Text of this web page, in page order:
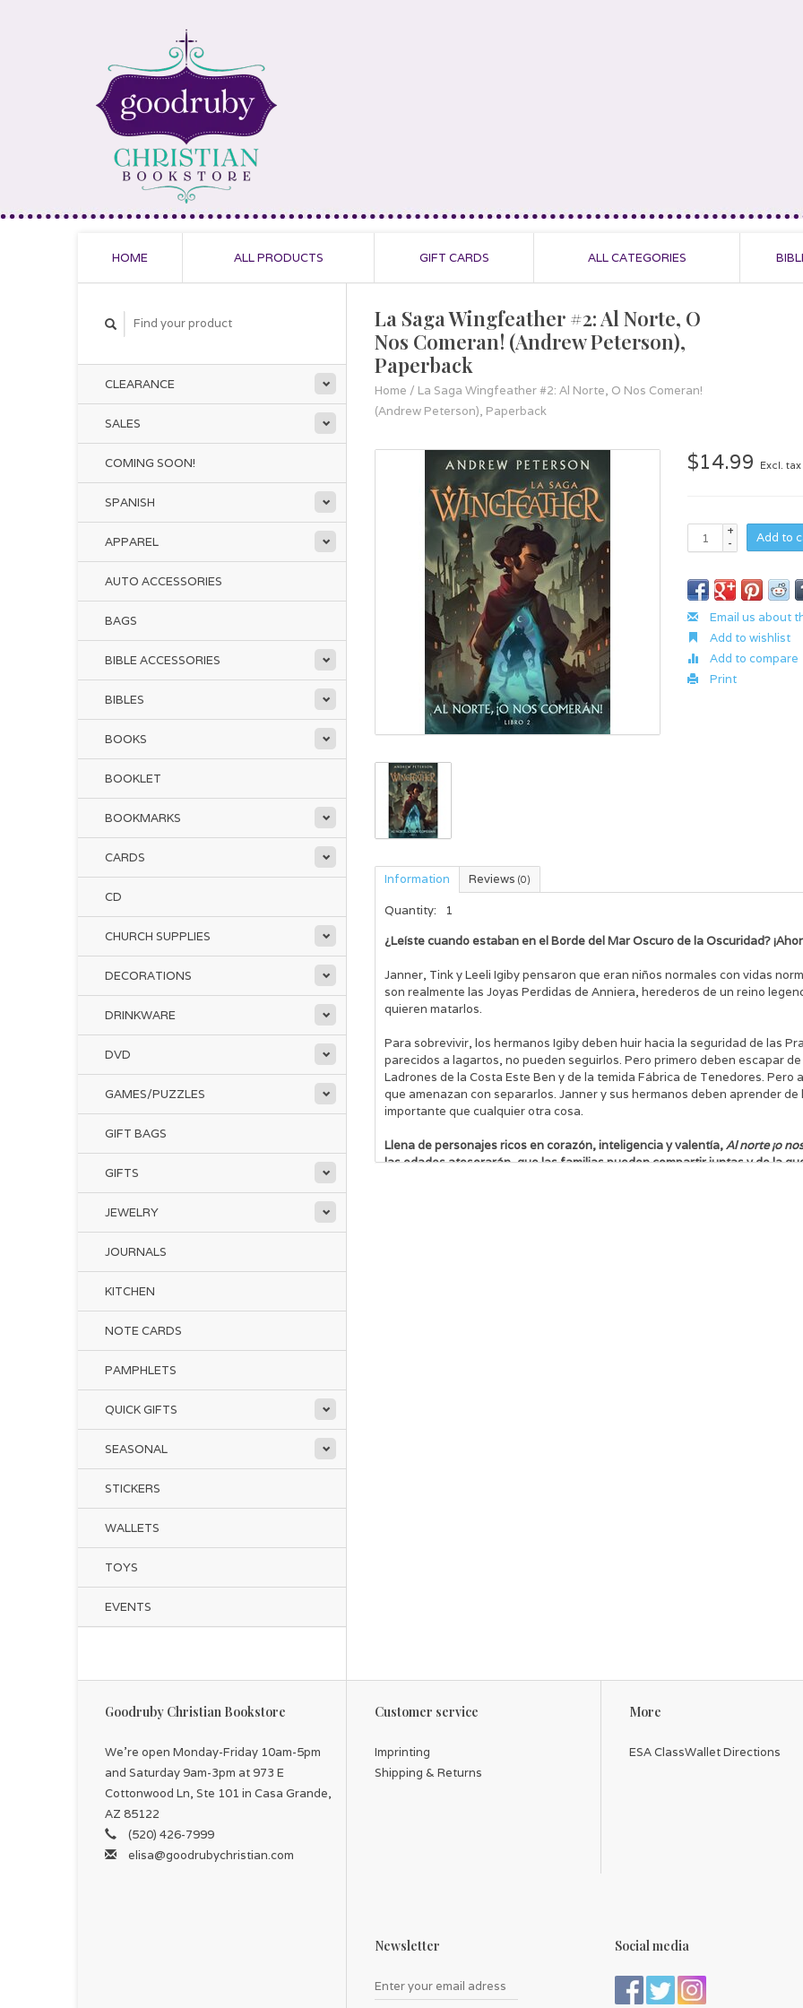
HOME ALL PRODUCTS GIFT CARDS ALL CATEGORIES
CLEARANCE
SALES
COMING SOON!
SPANISH
APPAREL
AUTO ACCESSORIES
BAGS
BIBLE ACCESSORIES
BIBLES
BOOKS
BOOKLET
BOOKMARKS
CARDS
CD
CHURCH SUPPLIES
DECORATIONS
DRINKWARE
DVD
GAMES/PUZZLES
GIFT BAGS
GIFTS
JEWELRY
JOURNALS
KITCHEN
NOTE CARDS
PAMPHLETS
QUICK GIFTS
SEASONAL
STICKERS
WALLETS
TOYS
EVENTS
La Saga Wingfeather #2: Al Norte, O
Nos Comeran! (Andrew Peterson),
Paperback
Home / La Saga Wingfeather #2: Al Norte, O Nos Comeran!
(Andrew Peterson), Paperback
$14.99 Excl. tax
+
-
Add to
Email us about
Add to wishlist
Add to compare
Print
Information Reviews (0)
Quantity:
1
¿Leíste cuando estaban en el Borde del Mar Oscuro de la Oscuridad?
Janner, Tink y Leeli Igiby pensaron que eran niños normales con vidas
son realmente las Joyas Perdidas de Anniera, herederos de un reino
quieren matarlos.
Para sobrevivir, los hermanos Igiby deben huir hacia la seguridad de las
parecidos a lagartos, no pueden seguirlos. Pero primero deben escapar
Ladrones de la Costa Este Ben y de la temida Fábrica de Tenedores. Pero
que amenazan con separarlos. Janner y sus hermanos deben aprender
importante que cualquier otra cosa.
Llena de personajes ricos en corazón, inteligencia y valentía,Al norte ¡o
las edades atesorarán, que las familias pueden compartir juntas y de la
Goodruby Christian Bookstore
We're open Monday-Friday 10am-5pm
and Saturday 9am-3pm at 973 E
Cottonwood Ln, Ste 101 in Casa Grande,
AZ 85122
(520) 426-7999
elisa@goodrubychristian.com
Customer service
Imprinting
Shipping & Returns
More
ESA ClassWallet Directions
Newsletter Social media